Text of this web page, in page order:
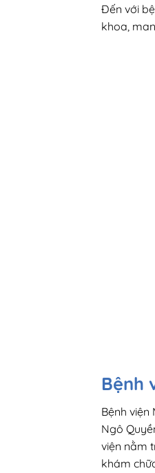
Đến với
khoa,
Bệnh
Bệnh
Ngô
viện nằm
khám